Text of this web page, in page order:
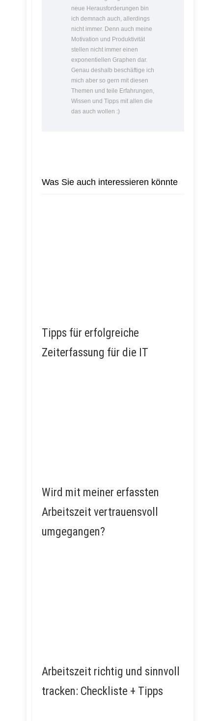
neue Herausforderungen bin
ich demnach auch, allerdings
nicht immer. Denn auch meine
Motivation und Produktivität
stellen nicht immer einen
exponentiellen Graphen dar.
Genau deshalb beschäftige ich
mich aber so gern mit diesen
Themen und teile Erfahrungen,
Wissen und Tipps mit allen die
das auch wollen :)
Was Sie auch interessieren könnte
Tipps für erfolgreiche
Zeiterfassung für die IT
Wird mit meiner erfassten
Arbeitszeit vertrauensvoll
umgegangen?
Arbeitszeit richtig und sinnvoll
tracken: Checkliste + Tipps